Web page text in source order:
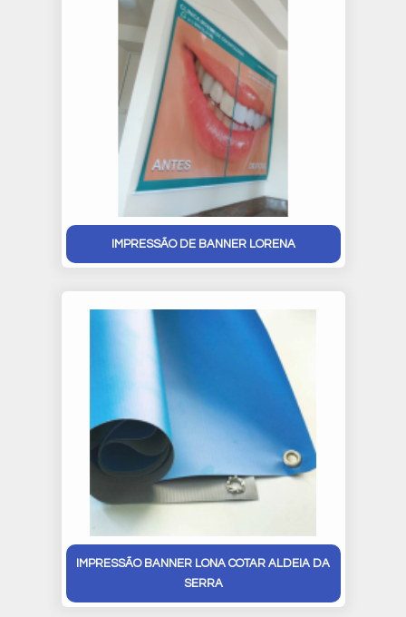
IMPRESSÃO DE BANNER LORENA
IMPRESSÃO BANNER LONA COTAR ALDEIA DA
SERRA